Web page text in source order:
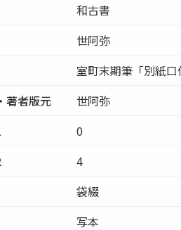
和古書
世阿弥
室町末期筆「別紙口
著者版元
世阿弥
0
4
袋綴
写本